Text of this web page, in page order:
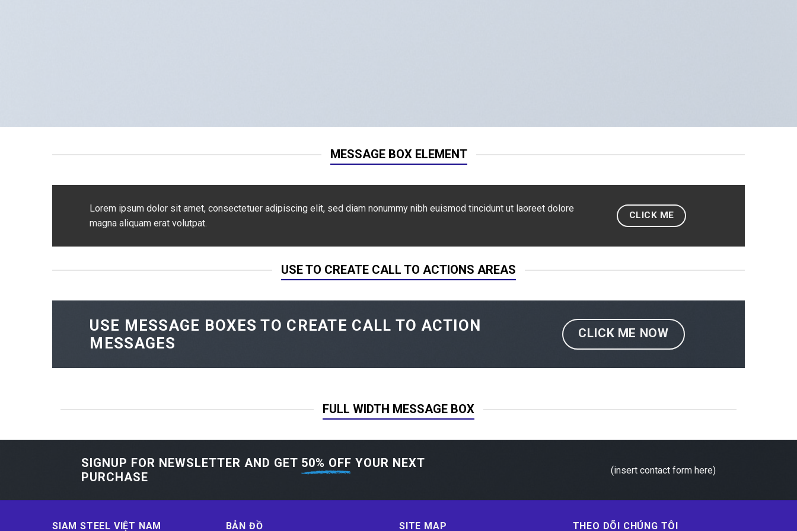
MESSAGE BOX ELEMENT
Lorem ipsum dolor sit amet, consectetuer adipiscing elit, sed diam nonummy nibh euismod tincidunt ut laoreet dolore
magna aliquam erat volutpat.
CLICK ME
USE TO CREATE CALL TO ACTIONS AREAS
USE MESSAGE BOXES TO CREATE CALL TO ACTION
MESSAGES
CLICK ME NOW
FULL WIDTH MESSAGE BOX
SIGNUP FOR NEWSLETTER AND GET 50% OFF YOUR NEXT
PURCHASE
(insert contact form here)
SIAM STEEL VIỆT NAM BẢN ĐỒ SITE MAP THEO DÕI CHÚNG TÔI